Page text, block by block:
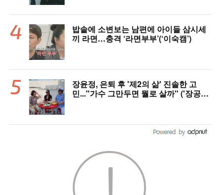
밥솥에 소변보는 남편에 아이들 삼시세
끼 라면…충격 ‘라면부부’(‘이숙캠’)
장윤정, 은퇴 후 '제2의 삶' 진솔한 고
민..."가수 그만두면 뭘로 살까" ('장공장